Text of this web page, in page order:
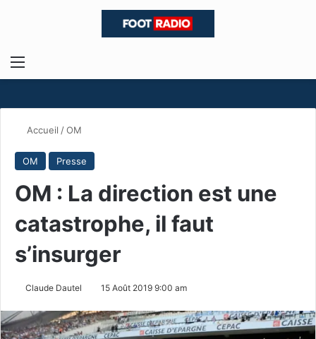
Menu
Accueil /OM
OM Presse
OM : La direction est une
catastrophe, il faut
s’insurger
Claude Dautel 15 Août 2019 9:00 am